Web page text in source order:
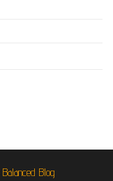
Balanced Blog